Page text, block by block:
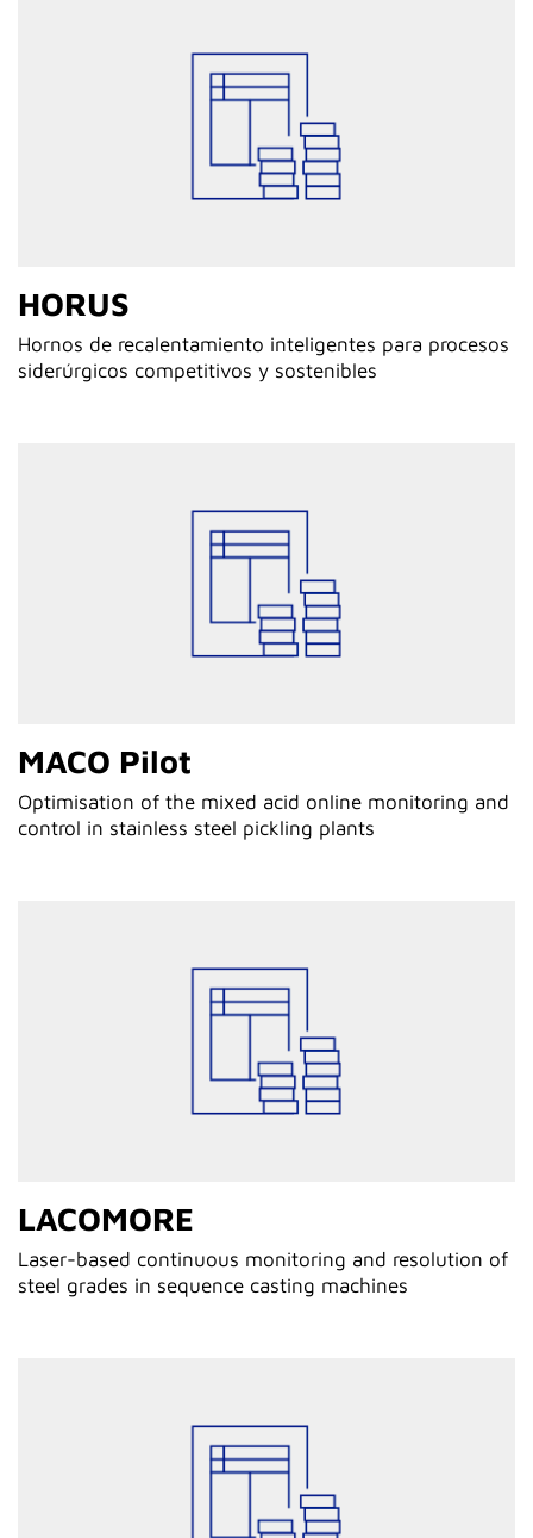
HORUS
Hornos de recalentamiento inteligentes para procesos
siderúrgicos competitivos y sostenibles
MACO Pilot
Optimisation of the mixed acid online monitoring and
control in stainless steel pickling plants
LACOMORE
Laser-based continuous monitoring and resolution of
steel grades in sequence casting machines